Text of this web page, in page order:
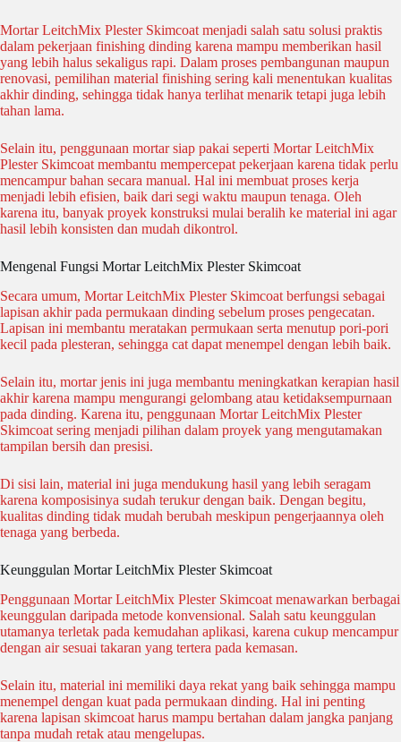
Mortar LeitchMix Plester Skimcoat menjadi salah satu solusi praktis
dalam pekerjaan finishing dinding karena mampu memberikan hasil
yang lebih halus sekaligus rapi. Dalam proses pembangunan maupun
renovasi, pemilihan material finishing sering kali menentukan kualitas
akhir dinding, sehingga tidak hanya terlihat menarik tetapi juga lebih
tahan lama.
Selain itu, penggunaan mortar siap pakai seperti Mortar LeitchMix
Plester Skimcoat membantu mempercepat pekerjaan karena tidak perlu
mencampur bahan secara manual. Hal ini membuat proses kerja
menjadi lebih efisien, baik dari segi waktu maupun tenaga. Oleh
karena itu, banyak proyek konstruksi mulai beralih ke material ini agar
hasil lebih konsisten dan mudah dikontrol.
Mengenal Fungsi Mortar LeitchMix Plester Skimcoat
Secara umum, Mortar LeitchMix Plester Skimcoat berfungsi sebagai
lapisan akhir pada permukaan dinding sebelum proses pengecatan.
Lapisan ini membantu meratakan permukaan serta menutup pori-pori
kecil pada plesteran, sehingga cat dapat menempel dengan lebih baik.
Selain itu, mortar jenis ini juga membantu meningkatkan kerapian hasil
akhir karena mampu mengurangi gelombang atau ketidaksempurnaan
pada dinding. Karena itu, penggunaan Mortar LeitchMix Plester
Skimcoat sering menjadi pilihan dalam proyek yang mengutamakan
tampilan bersih dan presisi.
Di sisi lain, material ini juga mendukung hasil yang lebih seragam
karena komposisinya sudah terukur dengan baik. Dengan begitu,
kualitas dinding tidak mudah berubah meskipun pengerjaannya oleh
tenaga yang berbeda.
Keunggulan Mortar LeitchMix Plester Skimcoat
Penggunaan Mortar LeitchMix Plester Skimcoat menawarkan berbagai
keunggulan daripada metode konvensional. Salah satu keunggulan
utamanya terletak pada kemudahan aplikasi, karena cukup mencampur
dengan air sesuai takaran yang tertera pada kemasan.
Selain itu, material ini memiliki daya rekat yang baik sehingga mampu
menempel dengan kuat pada permukaan dinding. Hal ini penting
karena lapisan skimcoat harus mampu bertahan dalam jangka panjang
tanpa mudah retak atau mengelupas.